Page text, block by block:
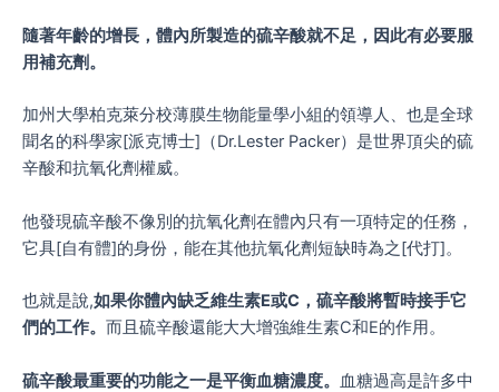
隨著年齡的增長，體內所製造的硫辛酸就不足，因此有必要服
用補充劑。
加州大學柏克萊分校薄膜生物能量學小組的領導人、也是全球
聞名的科學家[派克博士]（Dr.Lester Packer）是世界頂尖的硫
辛酸和抗氧化劑權威。
他發現硫辛酸不像別的抗氧化劑在體內只有一項特定的任務，
它具[自有體]的身份，能在其他抗氧化劑短缺時為之[代打]。
也就是說,如果你體內缺乏維生素E或C，硫辛酸將暫時接手它
們的工作。 而且硫辛酸還能大大增強維生素C和E的作用。
硫辛酸最重要的功能之一是平衡血糖濃度。
血糖過高是許多中